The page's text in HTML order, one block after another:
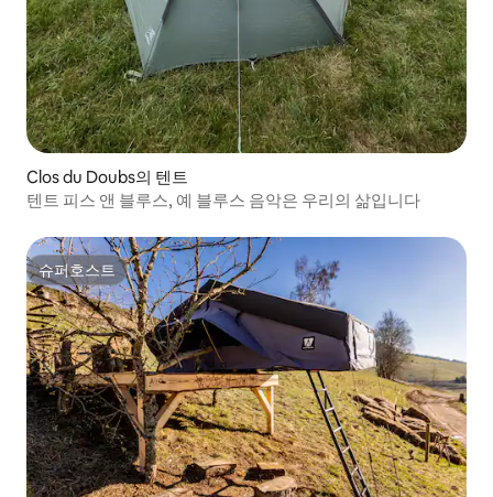
Clos du Doubs의 텐트
텐트 피스 앤 블루스, 예 블루스 음악은 우리의 삶입니다
슈퍼호스트
슈퍼호스트